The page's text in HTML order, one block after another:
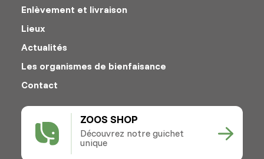
ZOOS SHOP
Découvrez notre guichet
unique
Enlèvement et livraison
Lieux
Actualités
Les organismes de bienfaisance
Contact